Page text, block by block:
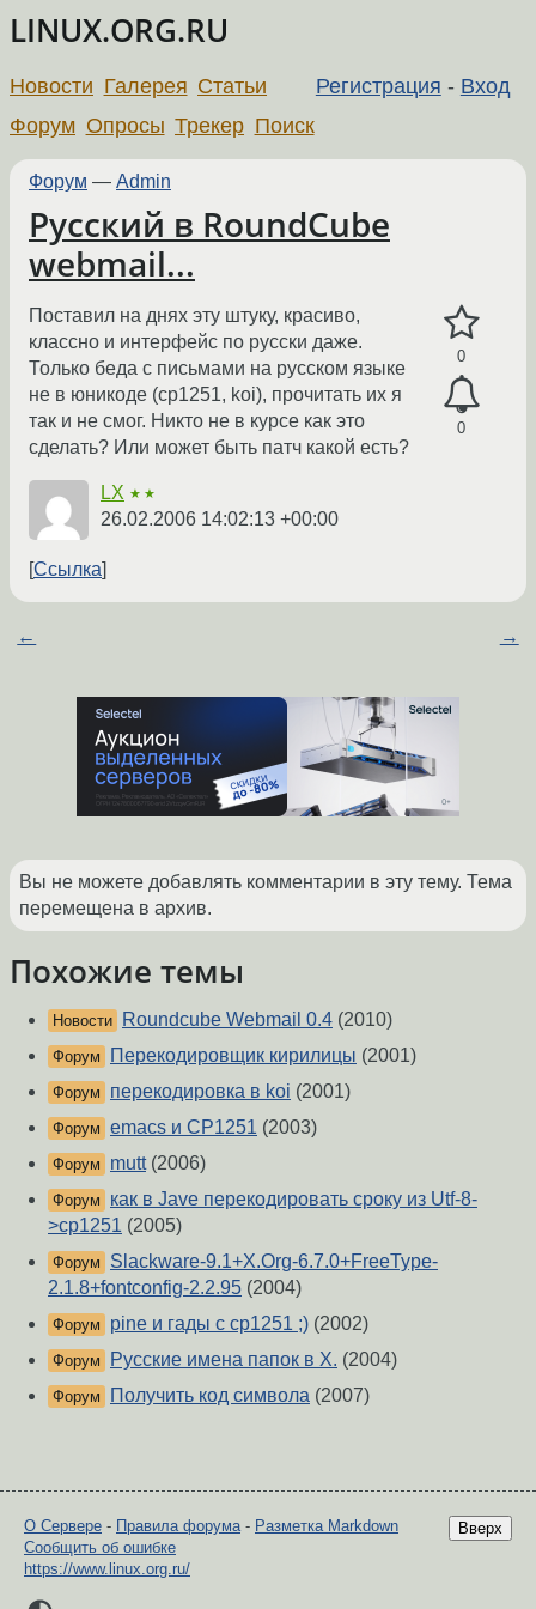
LINUX.ORG.RU
Регистрация - Вход
Новости Галерея Статьи
Форум Опросы Трекер Поиск
Форум — Admin
Русский в RoundCube
webmail...
0
0
Поставил на днях эту штуку, красиво,
классно и интерфейс по русски даже.
Только беда с письмами на русском языке
не в юникоде (cp1251, koi), прочитать их я
так и не смог. Никто не в курсе как это
сделать? Или может быть патч какой есть?
LX ★★
26.02.2006 14:02:13 +00:00
Ссылка
← →
Вы не можете добавлять комментарии в эту тему. Тема
перемещена в архив.
Похожие темы
Новости Roundcube Webmail 0.4 (2010)
Форум Перекодировщик кирилицы (2001)
Форум перекодировка в koi (2001)
Форум emacs и CP1251 (2003)
Форум mutt(2006)
Форум
как в Jave перекодировать сроку из Utf-8-
>cp1251 (2005)
Форум
Slackware-9.1+X.Org-6.7.0+FreeType-
2.1.8+fontconfig-2.2.95 (2004)
Форум pine и гады с cp1251 ;) (2002)
Форум Русские имена папок в X. (2004)
Форум Получить код символа (2007)
Вверх
О Сервере - Правила форума- Разметка Markdown
Сообщить об ошибке
https://www.linux.org.ru/